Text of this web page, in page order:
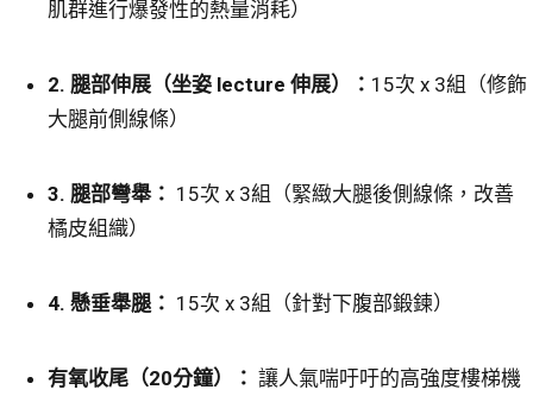
肌群進行爆發性的熱量消耗）
2. 腿部伸展 （坐姿 lecture 伸展）： 15次 x 3組（修飾
大腿前側線條）
3. 腿部彎舉： 15次 x 3組（緊緻大腿後側線條，改善
橘皮組織）
4. 懸垂舉腿： 15次 x 3組（針對下腹部鍛鍊）
有氧收尾（20分鐘）： 讓人氣喘吁吁的高強度樓梯機